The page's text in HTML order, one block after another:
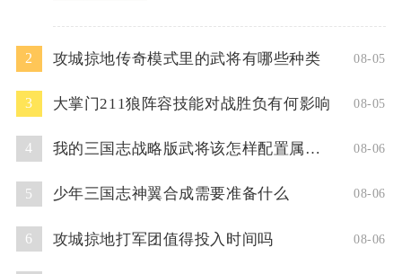
2 攻城掠地传奇模式里的武将有哪些种类 08-05
3 大掌门211狼阵容技能对战胜负有何影响 08-05
4 我的三国志战略版武将该怎样配置属性点 08-06
5 少年三国志神翼合成需要准备什么 08-06
6 攻城掠地打军团值得投入时间吗 08-06